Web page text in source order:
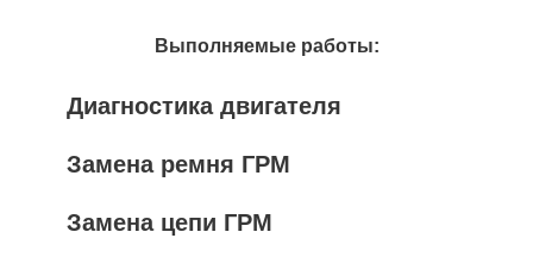
Выполняемые работы:
Диагностика двигателя
Замена ремня ГРМ
Замена цепи ГРМ